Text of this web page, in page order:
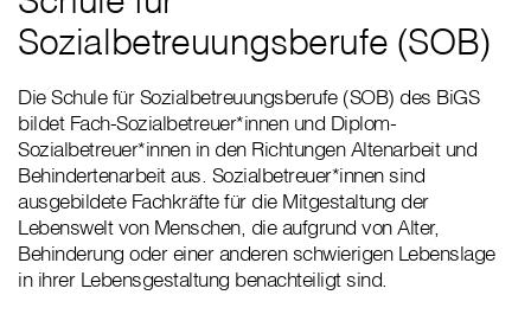
Sozialbetreuungsberufe (SOB)
Die Schule für Sozialbetreuungsberufe (SOB) des BiGS
bildet Fach-Sozialbetreuer*innen und Diplom-
Sozialbetreuer*innen in den Richtungen Altenarbeit und
Behindertenarbeit aus. Sozialbetreuer*innen sind
ausgebildete Fachkräfte für die Mitgestaltung der
Lebenswelt von Menschen, die aufgrund von Alter,
Behinderung oder einer anderen schwierigen Lebenslage
in ihrer Lebensgestaltung benachteiligt sind.